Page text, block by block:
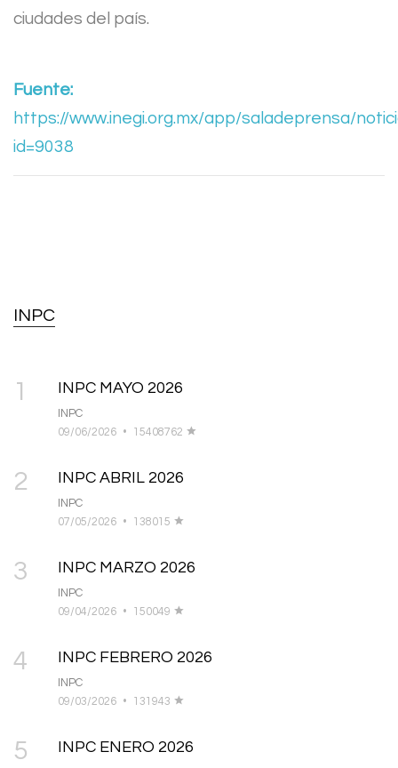
ciudades del país.
Fuente:
https://www.inegi.org.mx/app/saladeprensa/
id=9038
INPC
1 INPC MAYO 2026
INPC
09/06/2026
• 15408762
2 INPC ABRIL 2026
INPC
07/05/2026
• 138015
3 INPC MARZO 2026
INPC
09/04/2026
• 150049
4 INPC FEBRERO 2026
INPC
09/03/2026
• 131943
5 INPC ENERO 2026